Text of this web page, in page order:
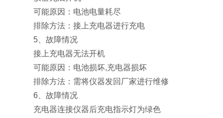
可能原因：电池电量耗尽
排除方法：接上充电器进行充电
5、故障情况
接上充电器无法开机
可能原因：电池损坏,充电器损坏
排除方法：需将仪器发回厂家进行维修
6、故障情况
充电器连接仪器后充电指示灯为绿色